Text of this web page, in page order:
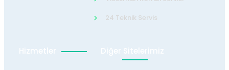
24 Teknik Servis
Hizmetler Diğer Sitelerimiz